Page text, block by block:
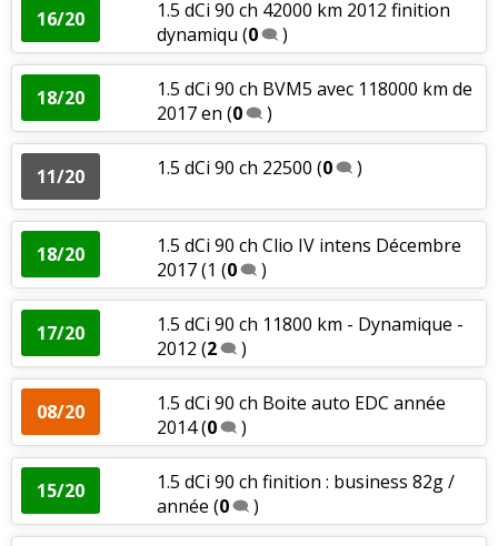
16/20
1.5 dCi 90 ch 42000 km 2012 finition
dynamiqu (0 )
18/20
1.5 dCi 90 ch BVM5 avec 118000 km de
2017 en (0 )
11/20 1.5 dCi 90 ch 22500 (0 )
18/20
1.5 dCi 90 ch Clio IV intens Décembre
2017 (1 (0 )
17/20
1.5 dCi 90 ch 11800 km - Dynamique -
2012 (2 )
08/20
1.5 dCi 90 ch Boite auto EDC année
2014(0 )
15/20
1.5 dCi 90 ch finition : business 82g /
année (0 )